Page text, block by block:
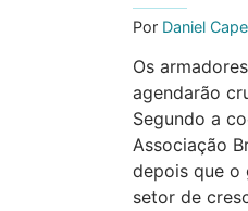
Por Daniel
Os
agendarão
Segundo a
Associação
depois que o
setor de